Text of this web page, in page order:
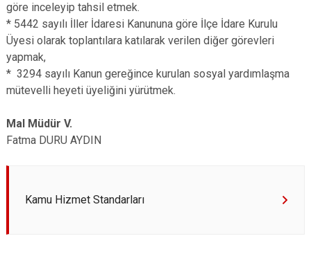
göre inceleyip tahsil etmek.
* 5442 sayılı İller İdaresi Kanununa göre İlçe İdare Kurulu
Üyesi olarak toplantılara katılarak verilen diğer görevleri
yapmak,
* 3294 sayılı Kanun gereğince kurulan sosyal yardımlaşma
mütevelli heyeti üyeliğini yürütmek.
Mal Müdür V.
Fatma DURU AYDIN
Kamu Hizmet Standarları